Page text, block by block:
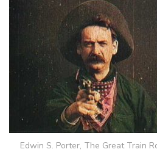
Edwin S. Porter, The Great Train